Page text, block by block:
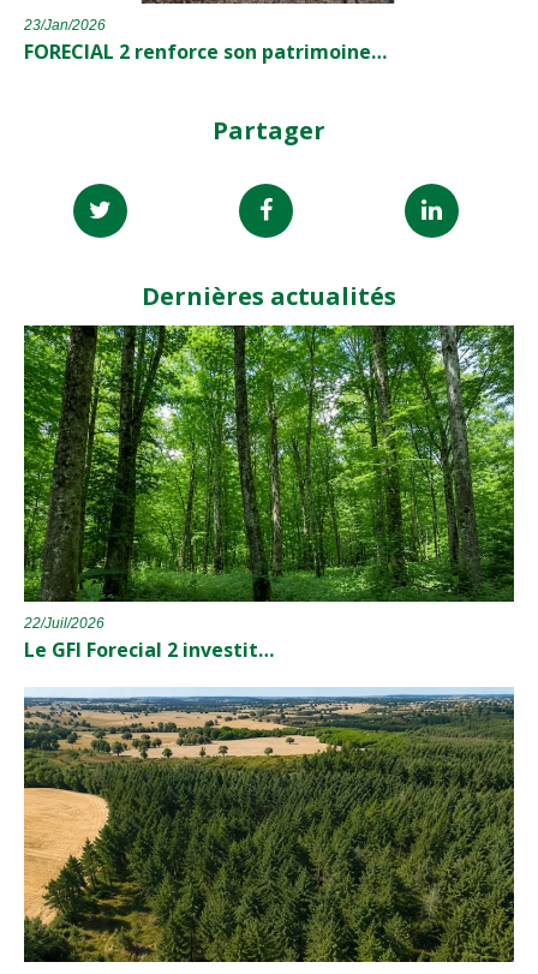
23/Jan/2026
FORECIAL 2 renforce son patrimoine…
Partager
Dernières actualités
22/Juil/2026
Le GFI Forecial 2 investit…